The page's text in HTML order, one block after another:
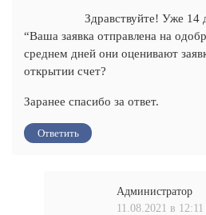
Здравствуйте! Уже 14
“Ваша заявка отправлена на
среднем дней они оценивают
открытии счет?
Заранее спасибо за ответ.
Ответить
Администратор
11.08.2021 в 12:11